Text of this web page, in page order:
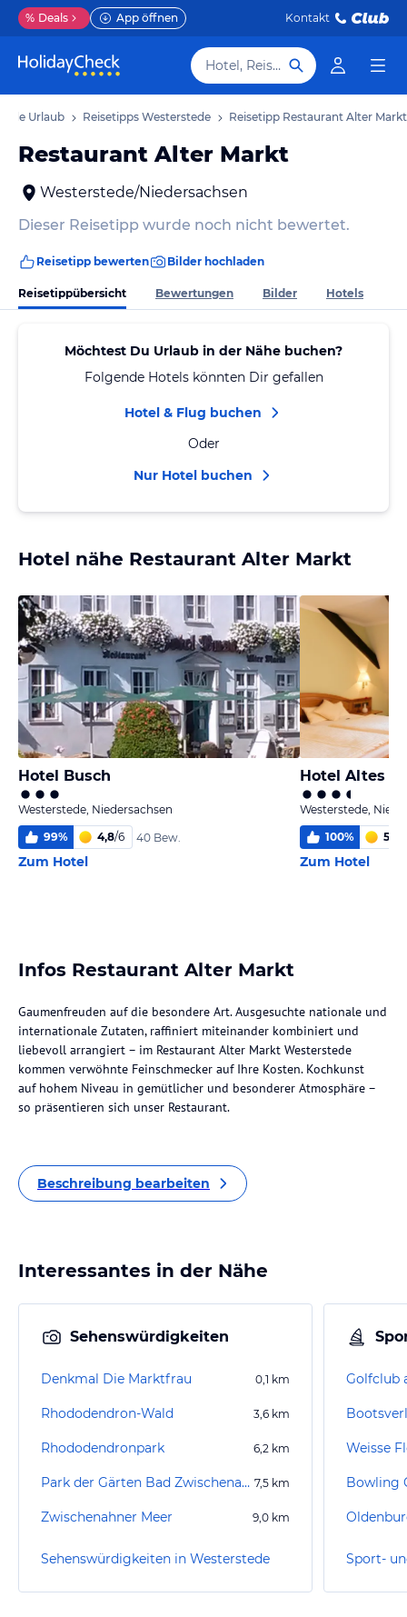
% Deals App öffnen Kontakt
Hotel, Reiseziel
Urlaub Reisetipps Westerstede Reisetipp Restaurant Alter Markt
Restaurant Alter Markt
Westerstede/Niedersachsen
Dieser Reisetipp wurde noch nicht bewertet.
Reisetipp bewerten Bilder hochladen
Reisetippübersicht Bewertungen Bilder Hotels
Möchtest Du Urlaub in der Nähe buchen?
Folgende Hotels könnten Dir gefallen
Hotel & Flug buchen
Oder
Nur Hotel buchen
Hotel nähe Restaurant Alter Markt
Hotel Busch
Westerstede, Niedersachsen
99% 4,8/6 40 Bew.
Zum Hotel
Hotel Altes
Westerstede,
100% 5,0
Zum Hotel
Infos Restaurant Alter Markt
Gaumenfreuden auf die besondere Art. Ausgesuchte nationale und
internationale Zutaten, raffiniert miteinander kombiniert und
liebevoll arrangiert – im Restaurant Alter Markt Westerstede
kommen verwöhnte Feinschmecker auf Ihre Kosten. Kochkunst
auf hohem Niveau in gemütlicher und besonderer Atmosphäre –
so präsentieren sich unser Restaurant.
Beschreibung bearbeiten
Interessantes in der Nähe
Sehenswürdigkeiten
Denkmal Die Marktfrau 0,1 km
Rhododendron-Wald 3,6 km
Rhododendronpark 6,2 km
Park der Gärten Bad Zwischenahn 7,5 km
Zwischenahner Meer 9,0 km
Sehenswürdigkeiten in Westerstede
Weisse
Bowling